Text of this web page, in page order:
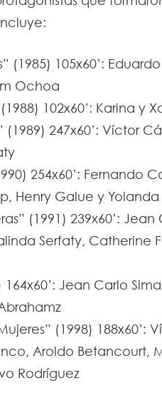
(1985) 105x60’:
Ochoa
102x60’: Karina y
(1989) 247x60’: Víctor
254x60’: Fernando
Henry Galue y
(1991) 239x60’: Jean
Serfaty, Catherine
164x60’: Jean Carlo
(1998) 188x60’:
Aroldo Betancourt,
Rodríguez